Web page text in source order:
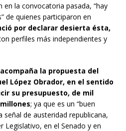
en la convocatoria pasada, “hay
de quienes participaron en
por declarar desierta ésta,
perfiles más independientes y
acompaña la propuesta del
López Obrador, en el sentido
su presupuesto, de mil
; ya que es un “buen
de austeridad republicana,
Legislativo, en el Senado y en